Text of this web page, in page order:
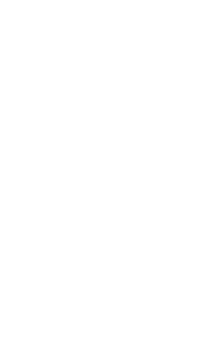
了承ください。
をご了承くださ
です。
ず変更すること
) : 1000ppm、
、